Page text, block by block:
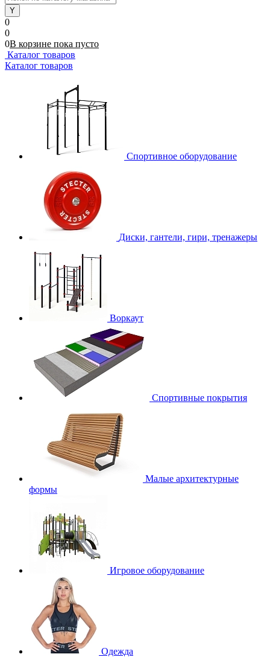
0
0
0В корзине пока пусто
Каталог товаров
Каталог товаров
Спортивное оборудование
Диски, гантели, гири, тренажеры
Воркаут
Спортивные покрытия
Малые архитектурные
формы
Игровое оборудование
Одежда